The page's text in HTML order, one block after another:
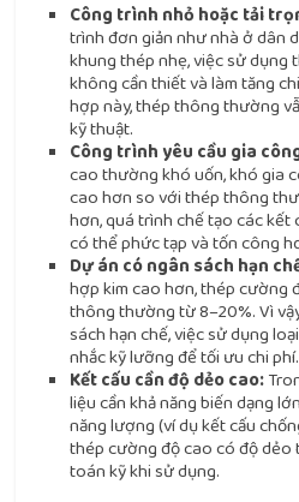
Công trình nhỏ hoặc tải
trình đơn giản như nhà ở dân
khung thép nhẹ, việc sử
không cần thiết và làm tăng
hợp này, thép thông thường
kỹ thuật.
Công trình yêu cầu gia
cao thường khó uốn, khó gia
cao hơn so với thép thông
hơn, quá trình chế tạo các
có thể phức tạp và tốn công
Dự án có ngân sách hạn
hợp kim cao hơn, thép cường
thông thường từ 8–20%. Vì
sách hạn chế, việc sử dụng
nhắc kỹ lưỡng để tối ưu chi phí.
Kết cấu cần độ dẻo cao:
liệu cần khả năng biến dạng
năng lượng (ví dụ kết cấu
thép cường độ cao có độ dẻo
toán kỹ khi sử dụng.